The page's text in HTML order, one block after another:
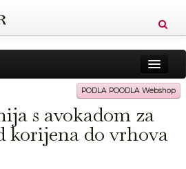
Zdravlje Vitkost
Relax Putovanja Recepti
Knjige Cool
PODLA POODLA Webshop
s avokadom za
korijena do vrhova